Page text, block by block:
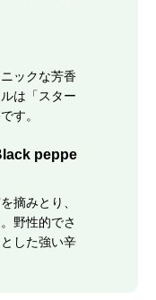
ックな芳香
は「スター
す。
peppe
摘みとり、
野性的でさ
した強い辛